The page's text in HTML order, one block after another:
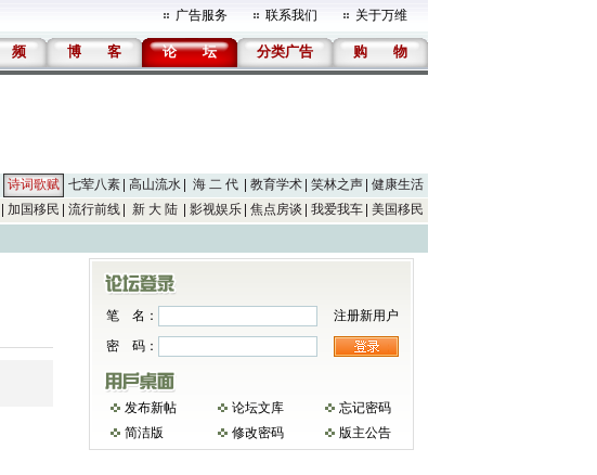
广告服务 联系我们 关于万维
频 博 客 论 坛 分类广告 购 物
诗词歌赋 七荤八素 高山流水 海 二 代 教育学术 笑林之声
健康生活
加国移民 流行前线 新 大 陆 影视娱乐 焦点房谈 我爱我车 美国移民
笔 名：
注册新用户
密 码：
发布新帖 论坛文库
忘记密码
简洁版
修改密码 版主公告